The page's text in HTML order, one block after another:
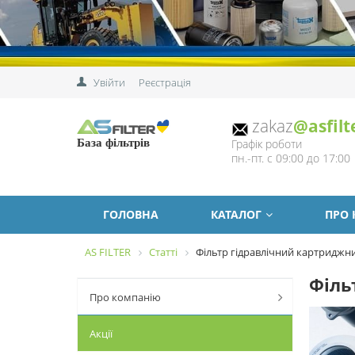
Увійти Реєстрація
База фільтрів
zakaz
Графік роботи
пн.-пт. с 09:00 до 17:00
ГОЛОВНА КАТАЛОГ ПРО
AS FILTER Статті Фільтр гідравлічний
Про компанію
Акції